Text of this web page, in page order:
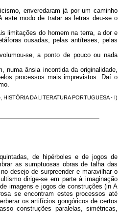
enveredaram já por um caminho
este modo de tratar as letras deu-se o
limitações do homem na terra, a dor e
ousadas, pelas antíteses, pelas
se, a ponto de pouco ou nada
numa ânsia incontida da originalidade,
processos mais imprevistos. Daí o
HISTÓRIA DA LITERATURA PORTUGUESA - I)
de hipérboles e de jogos de
as sumptuosas obras de talha das
desejo de surpreender e maravilhar o
dirige-se em parte à imaginação
imagens e jogos de construções (in A
se encontram estes processos até
os artifícios gongóricos de certos
construções paralelas, simétricas,